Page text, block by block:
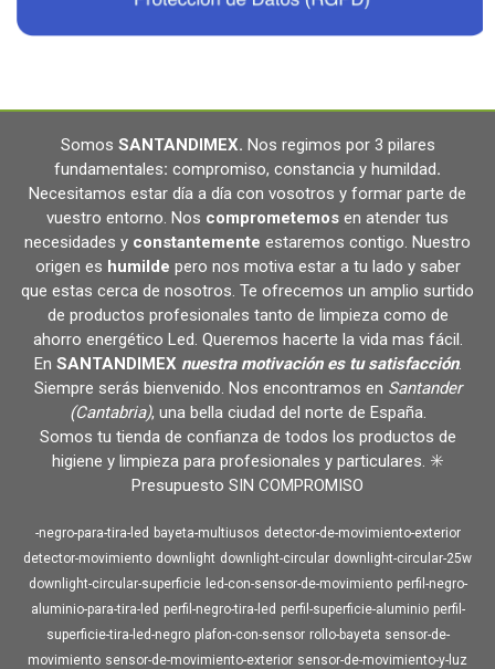
Somos SANTANDIMEX. Nos regimos por 3 pilares
fundamentales: compromiso, constancia y humildad.
Necesitamos estar día a día con vosotros y formar parte de
vuestro entorno. Nos comprometemos en atender tus
necesidades y constantemente estaremos contigo. Nuestro
origen es humilde pero nos motiva estar a tu lado y saber
que estas cerca de nosotros. Te ofrecemos un amplio surtido
de productos profesionales tanto de limpieza como de
ahorro energético Led. Queremos hacerte la vida mas fácil.
En SANTANDIMEX nuestra motivación es tu satisfacción.
Siempre serás bienvenido. Nos encontramos en Santander
(Cantabria), una bella ciudad del norte de España.
Somos tu tienda de confianza de todos los productos de
higiene y limpieza para profesionales y particulares. ✳️
Presupuesto SIN COMPROMISO
-negro-para-tira-led bayeta-multiusos detector-de-movimiento-exterior
detector-movimiento downlight downlight-circular downlight-circular-25w
downlight-circular-superficie
led-con-sensor-de-movimiento perfil-negro-
aluminio-para-tira-led perfil-negro-tira-led perfil-superficie-aluminio perfil-
superficie-tira-led-negro plafon-con-sensor rollo-bayeta sensor-de-
movimiento sensor-de-movimiento-exterior sensor-de-movimiento-y-luz